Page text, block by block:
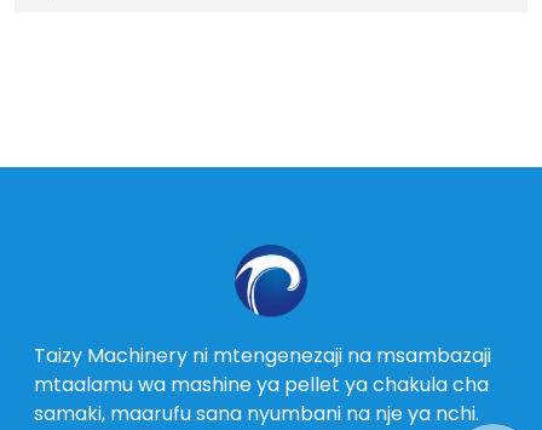
Taizy Machinery ni mtengenezaji na msambazaji
mtaalamu wa mashine ya pellet ya chakula cha
samaki, maarufu sana nyumbani na nje ya nchi.